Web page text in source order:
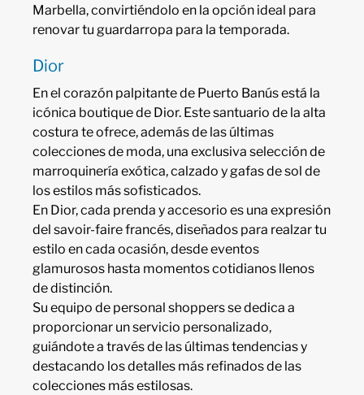
Marbella, convirtiéndolo en la opción ideal para
renovar tu guardarropa para la temporada.
Dior
En el corazón palpitante de Puerto Banús está la
icónica boutique de Dior. Este santuario de la alta
costura te ofrece, además de las últimas
colecciones de moda, una exclusiva selección de
marroquinería exótica, calzado y gafas de sol de
los estilos más sofisticados.
En Dior, cada prenda y accesorio es una expresión
del savoir-faire francés, diseñados para realzar tu
estilo en cada ocasión, desde eventos
glamurosos hasta momentos cotidianos llenos
de distinción.
Su equipo de personal shoppers se dedica a
proporcionar un servicio personalizado,
guiándote a través de las últimas tendencias y
destacando los detalles más refinados de las
colecciones más estilosas.